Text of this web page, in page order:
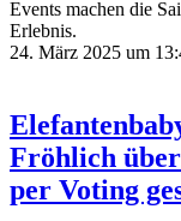
Events machen die
Erlebnis.
24. März 2025 um
Fröhlich
per Voting